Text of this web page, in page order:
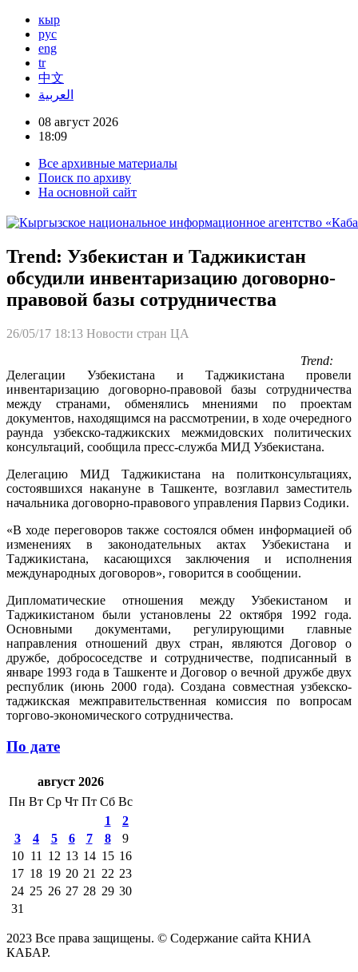
кыр
рус
eng
tr
中文
العربية
08 август 2026
18:09
Все архивные материалы
Поиск по архиву
На основной сайт
Trend: Узбекистан и Таджикистан
обсудили инвентаризацию договорно-
правовой базы сотрудничества
26/05/17 18:13 Новости стран ЦА
Trend:
Делегации Узбекистана и Таджикистана провели
инвентаризацию договорно-правовой базы сотрудничества
между странами, обменялись мнениями по проектам
документов, находящимся на рассмотрении, в ходе очередного
раунда узбекско-таджикских межмидовских политических
консультаций, сообщила пресс-служба МИД Узбекистана.
Делегацию МИД Таджикистана на политконсультациях,
состоявшихся накануне в Ташкенте, возглавил заместитель
начальника договорно-правового управления Парвиз Содики.
«В ходе переговоров также состоялся обмен информацией об
изменениях в законодательных актах Узбекистана и
Таджикистана, касающихся заключения и исполнения
международных договоров», говорится в сообщении.
Дипломатические отношения между Узбекистаном и
Таджикистаном были установлены 22 октября 1992 года.
Основными документами, регулирующими главные
направления отношений двух стран, являются Договор о
дружбе, добрососедстве и сотрудничестве, подписанный в
январе 1993 года в Ташкенте и Договор о вечной дружбе двух
республик (июнь 2000 года). Создана совместная узбекско-
таджикская межправительственная комиссия по вопросам
торгово-экономического сотрудничества.
По дате
август 2026
Пн Вт Ср Чт Пт Сб Вс
1
2
3
4 5 6 7 8
9
10 11 12 13 14 15 16
17 18 19 20 21 22 23
24 25 26 27 28 29 30
31
2023 Все права защищены. © Содержание сайта КНИА
КАБАР.